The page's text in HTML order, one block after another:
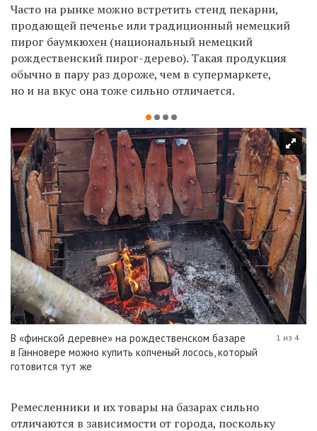
Часто на рынке можно встретить стенд пекарни,
продающей печенье или традиционный немецкий
пирог баумкюхен (национальный немецкий
рождественский пирог-дерево). Такая продукция
обычно в пару раз дороже, чем в супермаркете,
но и на вкус она тоже сильно отличается.
В «финской деревне» на рождественском базаре
в Ганновере можно купить копченый лосось, который
готовится тут же
1 из 4
Ремесленники и их товары на базарах сильно
отличаются в зависимости от города, поскольку